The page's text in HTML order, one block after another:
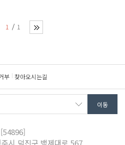
1 1
부 찾아오시는길
[54896]